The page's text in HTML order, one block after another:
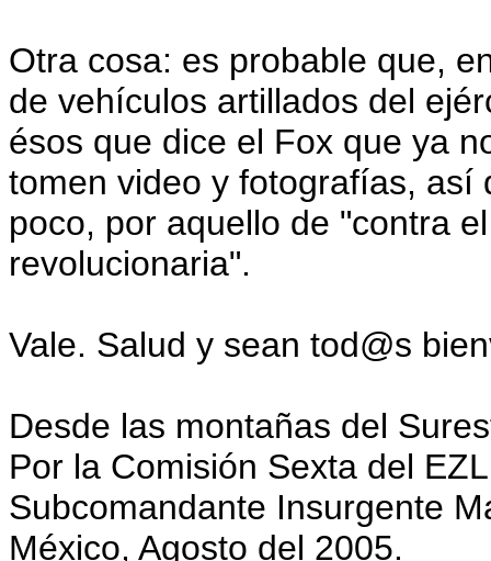
Otra cosa: es probable que,
de vehículos artillados del
ésos que dice el Fox que ya
tomen video y fotografías, así
poco, por aquello de "contra
revolucionaria".
Vale. Salud y sean tod@s
Desde las montañas del
Por la Comisión Sexta del
Subcomandante Insurgente
México, Agosto del 2005.